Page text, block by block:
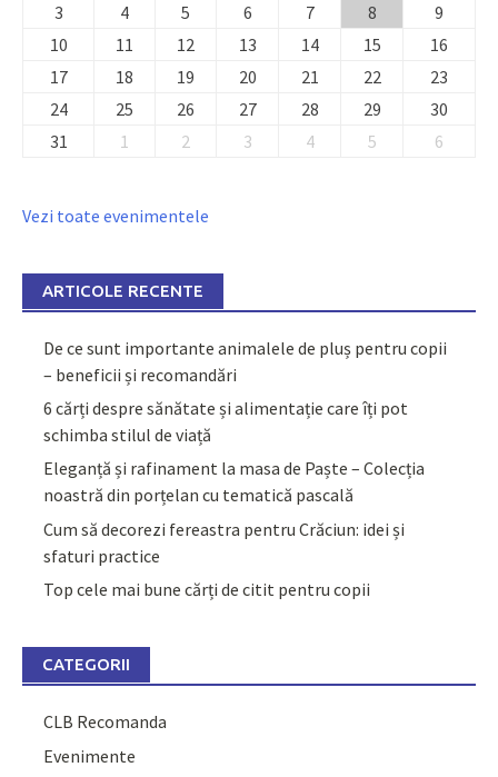
3
4 5 6 7 8
9
10
11 12 13 14 15
16
17
18 19 20 21 22
23
24
25 26 27 28 29
30
31
1 2 3 4 5 6
Vezi toate evenimentele
ARTICOLE RECENTE
De ce sunt importante animalele de pluș pentru copii
– beneficii și recomandări
6 cărți despre sănătate și alimentație care îți pot
schimba stilul de viață
Eleganță și rafinament la masa de Paște – Colecția
noastră din porțelan cu tematică pascală
Cum să decorezi fereastra pentru Crăciun: idei și
sfaturi practice
Top cele mai bune cărți de citit pentru copii
CATEGORII
CLB Recomanda
Evenimente